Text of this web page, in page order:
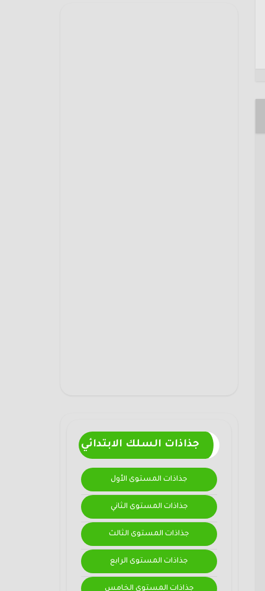
جذاذات السلك الابتدائي
جذاذات المستوى الأول
جذاذات المستوى الثاني
جذاذات المستوى الثالث
جذاذات المستوى الرابع
جذاذات المستوى الخامس